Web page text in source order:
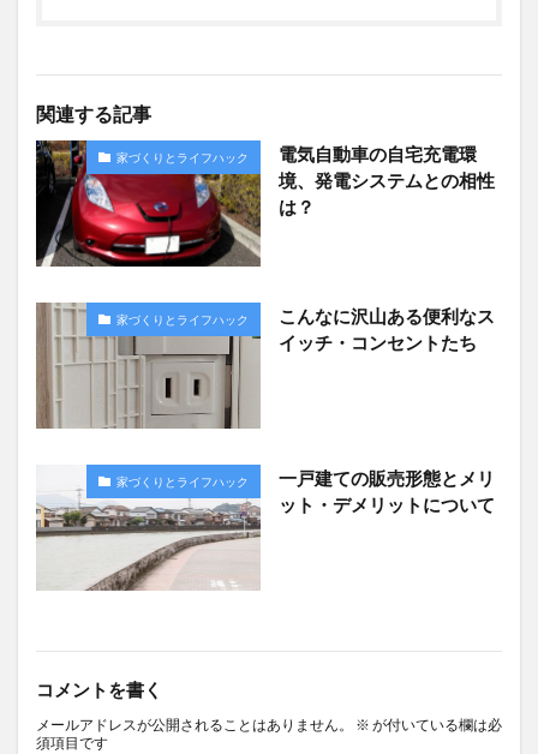
関連する記事
家づくりとライフハック
電気自動車の自宅充電環
境、発電システムとの相性
は？
家づくりとライフハック
こんなに沢山ある便利なス
イッチ・コンセントたち
家づくりとライフハック
一戸建ての販売形態とメリ
ット・デメリットについて
コメントを書く
メールアドレスが公開されることはありません。 ※ が付いている欄は必
須項目です